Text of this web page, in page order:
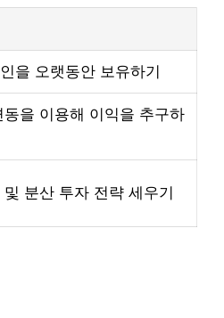
을 오랫동안 보유하기
동을 이용해 이익을 추구하
및 분산 투자 전략 세우기